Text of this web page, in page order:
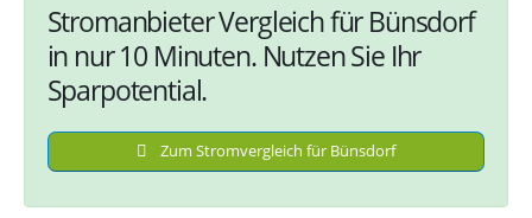
Stromanbieter Vergleich für Bünsdorf
in nur 10 Minuten. Nutzen Sie Ihr
Sparpotential.
Zum Stromvergleich für Bünsdorf